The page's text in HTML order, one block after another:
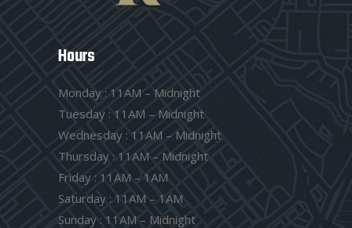
Hours
Monday : 11AM – Midnight
Tuesday : 11AM – Midnight
Wednesday : 11AM – Midnight
Thursday : 11AM – Midnight
Friday : 11AM – 1AM
Saturday : 11AM – 1AM
Sunday : 11AM – Midnight